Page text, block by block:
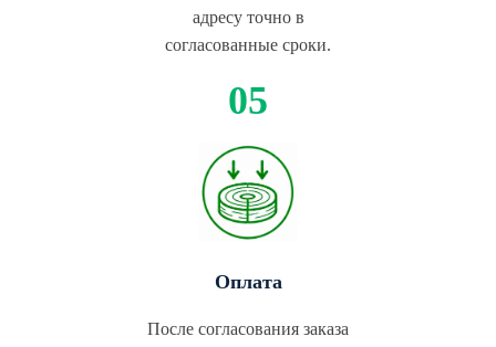
адресу точно в
согласованные сроки.
Оплата
После согласования заказа